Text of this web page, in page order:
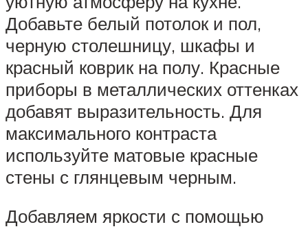
Добавьте белый потолок и пол,
черную столешницу, шкафы и
красный коврик на полу. Красные
приборы в металлических оттенках
добавят выразительность. Для
максимального контраста
используйте матовые красные
стены с глянцевым черным.
Добавляем яркости с помощью